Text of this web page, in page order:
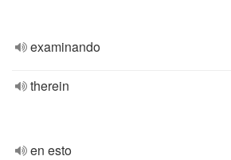
examinando
therein
en esto